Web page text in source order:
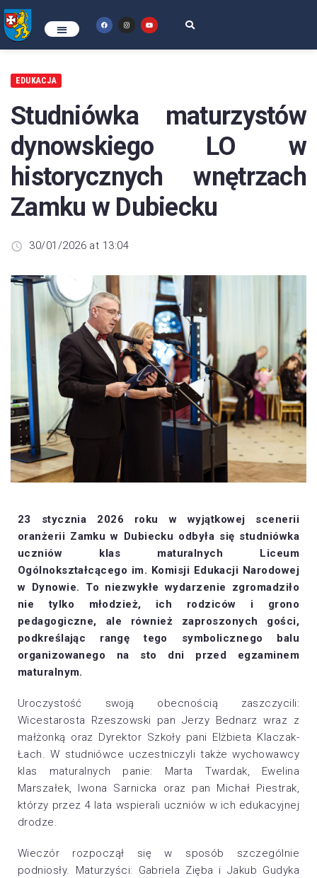
EDUKACJA
Studniówka maturzystów
dynowskiego LO w
historycznych wnętrzach
Zamku w Dubiecku
30/01/2026 at 13:04
23 stycznia 2026 roku w wyjątkowej scenerii
oranżerii Zamku w Dubiecku odbyła się studniówka
uczniów klas maturalnych Liceum
Ogólnokształcącego im. Komisji Edukacji Narodowej
w Dynowie. To niezwykłe wydarzenie zgromadziło
nie tylko młodzież, ich rodziców i grono
pedagogiczne, ale również zaproszonych gości,
podkreślając rangę tego symbolicznego balu
organizowanego na sto dni przed egzaminem
maturalnym.
Uroczystość swoją obecnością zaszczycili:
Wicestarosta Rzeszowski pan Jerzy Bednarz wraz z
małżonką oraz Dyrektor Szkoły pani Elżbieta Klaczak-
Łach. W studniówce uczestniczyli także wychowawcy
klas maturalnych panie: Marta Twardak, Ewelina
Marszałek, Iwona Sarnicka oraz pan Michał Piestrak,
którzy przez 4 lata wspierali uczniów w ich edukacyjnej
drodze.
Wieczór rozpoczął się w sposób szczególnie
podniosły. Maturzyści: Gabriela Zięba i Jakub Gudyka